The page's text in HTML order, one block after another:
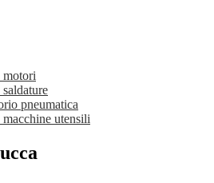
pneumatica
utensili